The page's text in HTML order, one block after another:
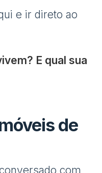
e ir direto ao
E qual sua
de
com